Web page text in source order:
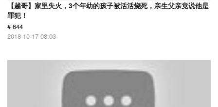
【越哥】家里失火，3个年幼的孩子被活活烧死，亲生父亲竟说他是
罪犯！
# 644
2018-10-17 08:03